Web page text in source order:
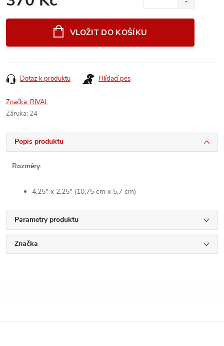
VLOŽIT DO KOŠÍKU
Dotaz k produktu Hlídací pes
Značka: RIVAL
Záruka: 24
Popis produktu
Rozměry:
4,25" x 2,25" (10,75 cm x 5,7 cm)
Parametry produktu
Značka